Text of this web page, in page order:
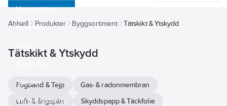
Varumärken
Kampanjer
Tjänster
Vårt erbjudande
Ahlsell Produkter Byggsortiment Tätskikt & Ytskydd
Tätskikt & Ytskydd
Fogband & Tejp
Gas- & radonmembran
Luft- & ångspärr
Skyddspapp & Täckfolie